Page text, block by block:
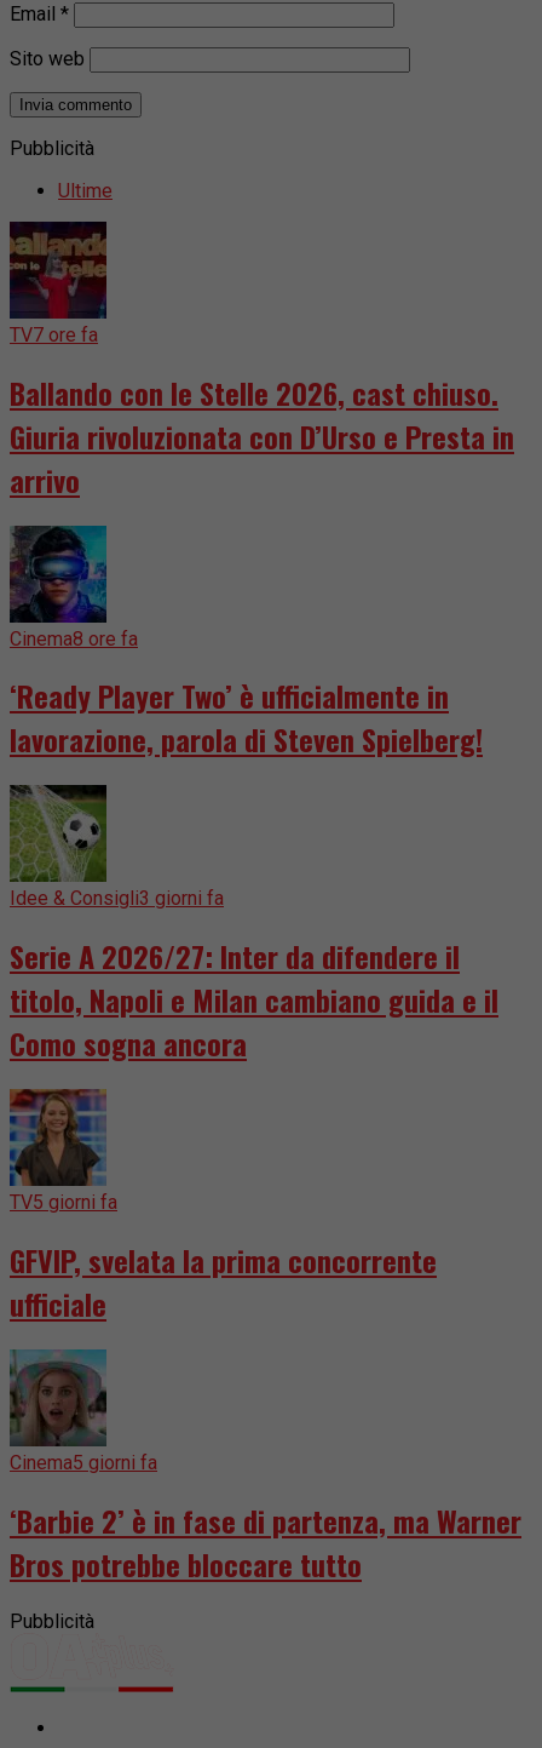
Email *
Sito web
Pubblicità
Ultime
TV7 ore fa
Ballando con le Stelle 2026, cast chiuso.
Giuria rivoluzionata con D’Urso e Presta in
arrivo
Cinema8 ore fa
‘Ready Player Two’ è ufficialmente in
lavorazione, parola di Steven Spielberg!
Idee & Consigli3 giorni fa
Serie A 2026/27: Inter da difendere il
titolo, Napoli e Milan cambiano guida e il
Como sogna ancora
TV5 giorni fa
GFVIP, svelata la prima concorrente
ufficiale
Cinema5 giorni fa
‘Barbie 2’ è in fase di partenza, ma Warner
Bros potrebbe bloccare tutto
Pubblicità